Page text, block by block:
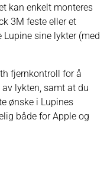
kan enkelt monteres
3M feste eller et
sine lykter (med
fjernkontroll for å
lykten, samt at du
ønske i Lupines
både for Apple og